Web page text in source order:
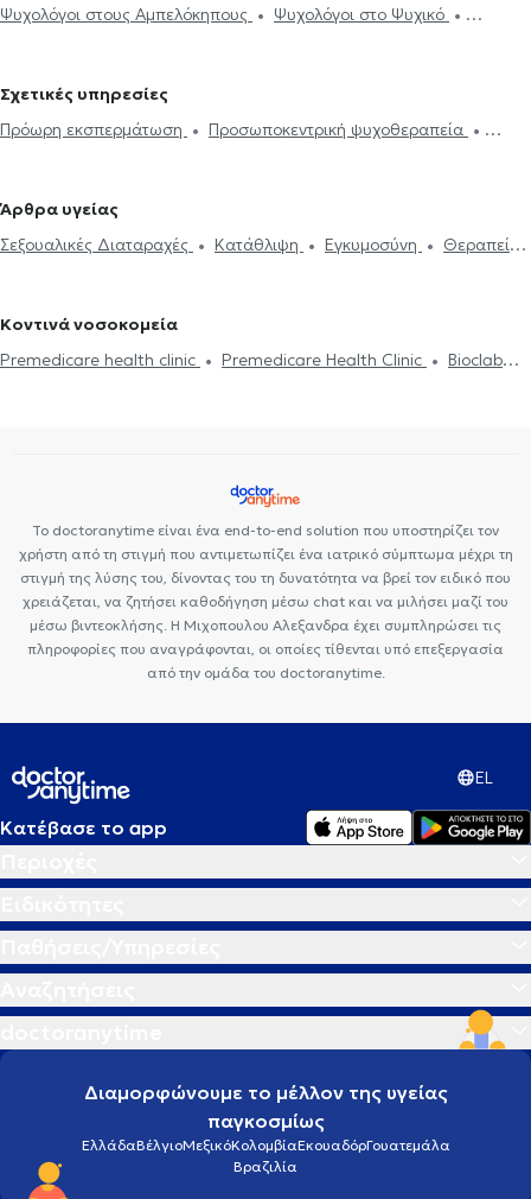
Ψυχολόγοι στους Αμπελόκηπους
Ψυχολόγοι στο Ψυχικό
στου Γουδή
Ψυχολόγοι στον Ερυθρό Σταυρό
Κω
Ψυχολόγοι στα Ιλίσια
Ψυχολόγοι στην Πλατεία Μαβίλη
στα Εξάρχεια
στον Χολαργό
Ψυχολόγοι στον Ευαγγελισμό
Σχετικές υπηρεσίες
Πρόωρη εκσπερμάτωση
Προσωποκεντρική ψυχοθεραπεία
και παιδιών
Ομαδική ψυχοθεραπεία
ενδυνάμωση
Συμβουλευτική φροντιστών ατόμων με άνοια
Life
Ψυχογενής Βουλιμία - Ψυχογενής Ανορεξία
Κρίση πανικού
Άρθρα υγείας
Σεξουαλικές Διαταραχές
Κατάθλιψη Εγκυμοσύνη
Θεραπεία
διαδίκτυο
ΔΕΠΥ Κρίση πανικού
Εθισμός
Τεστ επαγγελματικού προσανατολισμού
Κοντινά νοσοκομεία
Premedicare health clinic
Premedicare Health Clinic
Bioclab
Το doctoranytime είναι ένα end-to-end solution που υποστηρίζει τον
χρήστη από τη στιγμή που αντιμετωπίζει ένα ιατρικό σύμπτωμα μέχρι τη
στιγμή της λύσης του, δίνοντας του τη δυνατότητα να βρεί τον ειδικό που
χρειάζεται, να ζητήσει καθοδήγηση μέσω chat και να μιλήσει μαζί του
μέσω βιντεοκλήσης. Η Μιχοπουλου Αλεξανδρα έχει συμπληρώσει τις
πληροφορίες που αναγράφονται, οι οποίες τίθενται υπό επεξεργασία
από την ομάδα του doctoranytime.
EL
Κατέβασε το app
Διαμορφώνουμε το μέλλον της υγείας
παγκοσμίως
ΕλλάδαΒέλγιοΜεξικόΚολομβίαΕκουαδόρΓουατεμάλα
Βραζιλία